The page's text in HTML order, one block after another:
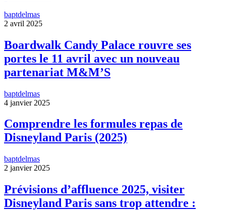
baptdelmas
2 avril 2025
Boardwalk Candy Palace rouvre ses
portes le 11 avril avec un nouveau
partenariat M&M’S
baptdelmas
4 janvier 2025
Comprendre les formules repas de
Disneyland Paris (2025)
baptdelmas
2 janvier 2025
Prévisions d’affluence 2025, visiter
Disneyland Paris sans trop attendre :